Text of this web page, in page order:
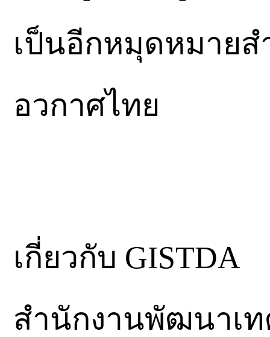
เป็นอีกหมุดหมาย
อวกาศไทย
เกี่ยวกับ GISTDA
สำนักงานพัฒนาเ